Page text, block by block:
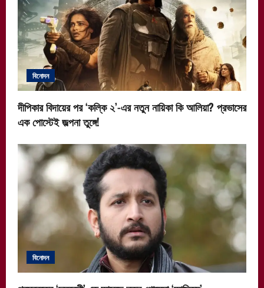
a
t
i
o
n
বিনোদন
দীপিকার বিদায়ের পর ‘কল্কি ২’-এর নতুন নায়িকা কি আলিয়া? প্রভাসের
এক পোস্টেই জল্পনা তুঙ্গে!
বিনোদন